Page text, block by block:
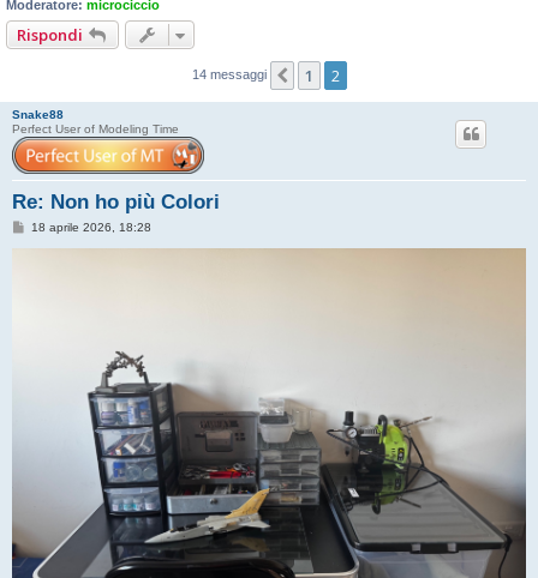
Moderatore: microciccio
Rispondi
14 messaggi Precedente
1 2
Snake88
Perfect User of Modeling Time
Re: Non ho più Colori
M18 aprile 2026, 18:28